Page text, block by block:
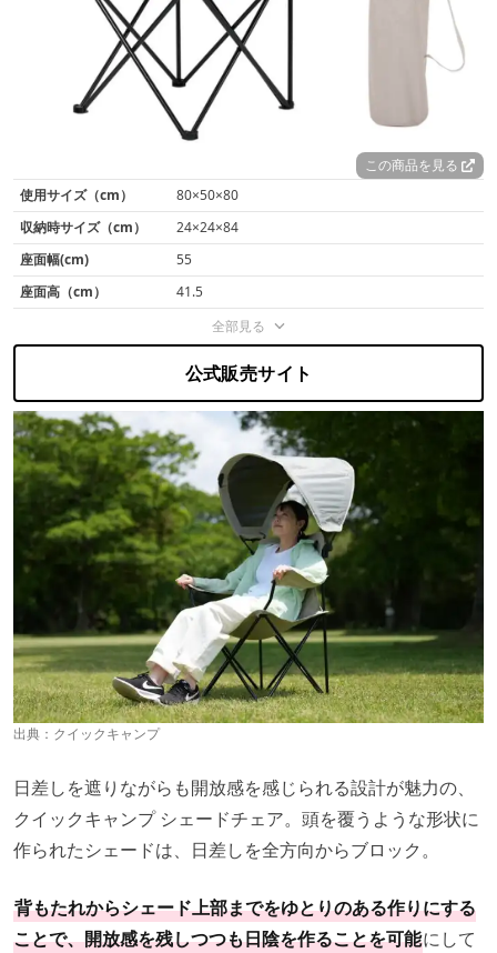
この商品を見る
使用サイズ（cm）
80×50×80
収納時サイズ（cm）
24×24×84
座面幅(cm)
55
座面高（cm）
41.5
全部見る
公式販売サイト
出典： クイックキャンプ
日差しを遮りながらも開放感を感じられる設計が魅力の、
クイックキャンプ シェードチェア。頭を覆うような形状に
作られたシェードは、日差しを全方向からブロック。
背もたれからシェード上部までをゆとりのある作りにする
ことで、開放感を残しつつも日陰を作ることを可能にして